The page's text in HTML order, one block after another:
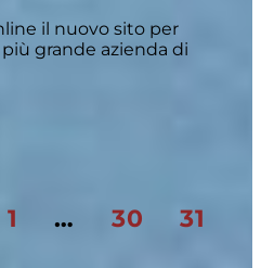
il nuovo sito per
grande azienda di
1 … 30 31